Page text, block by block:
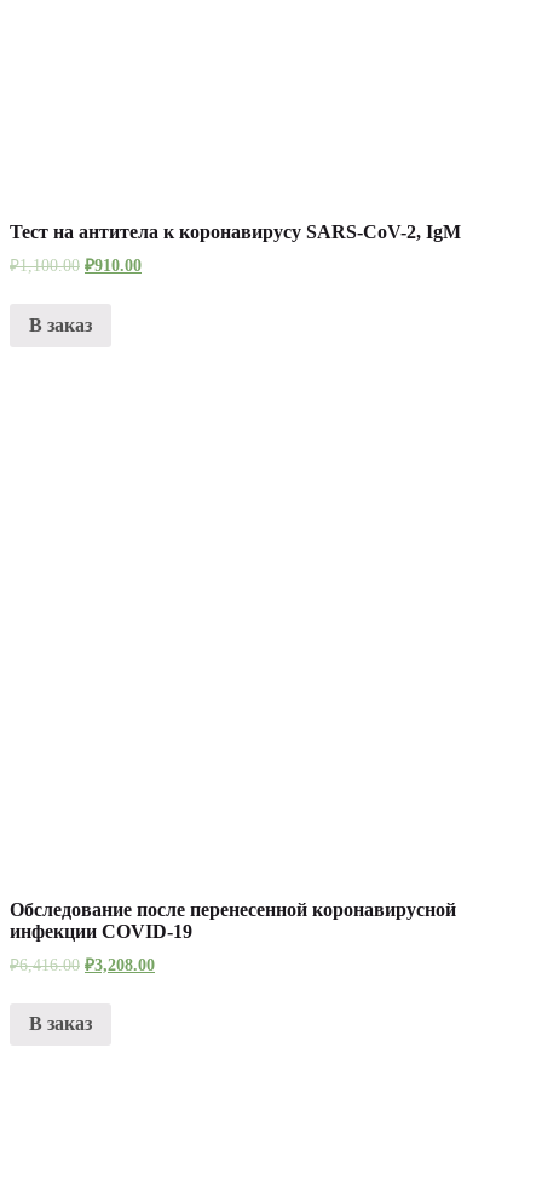
Тест на антитела к коронавирусу SARS-CoV-2, IgM
₽1,100.00 ₽910.00
В заказ
Обследование после перенесенной коронавирусной
инфекции COVID-19
₽6,416.00 ₽3,208.00
В заказ